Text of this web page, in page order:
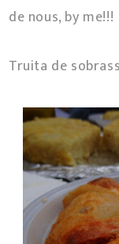
de nous, by me!!!
Truita de